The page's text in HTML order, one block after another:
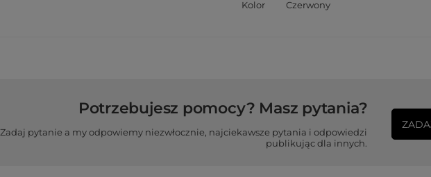
Kolor Czerwony
Potrzebujesz pomocy? Masz pytania?
Zadaj pytanie a my odpowiemy niezwłocznie, najciekawsze pytania i odpowiedzi
publikując dla innych.